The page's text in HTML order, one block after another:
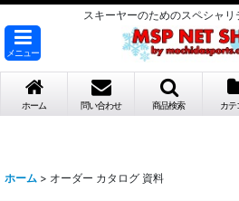
スキーヤーのためのスペシャ
メニュー
ホーム 問い合わせ 商品検索 カテ
ホーム > オーダー カタログ 資料